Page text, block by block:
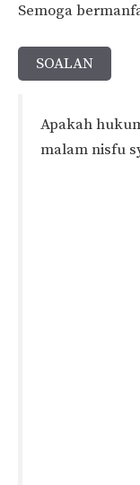
Semoga
SOALAN
Apakah
malam nisfu